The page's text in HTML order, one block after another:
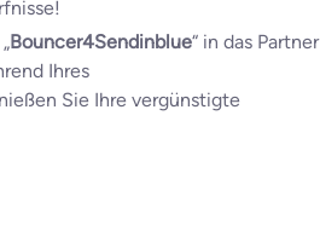
Bouncer4Sendinblue“ in das Partner
Ihres
Sie Ihre vergünstigte